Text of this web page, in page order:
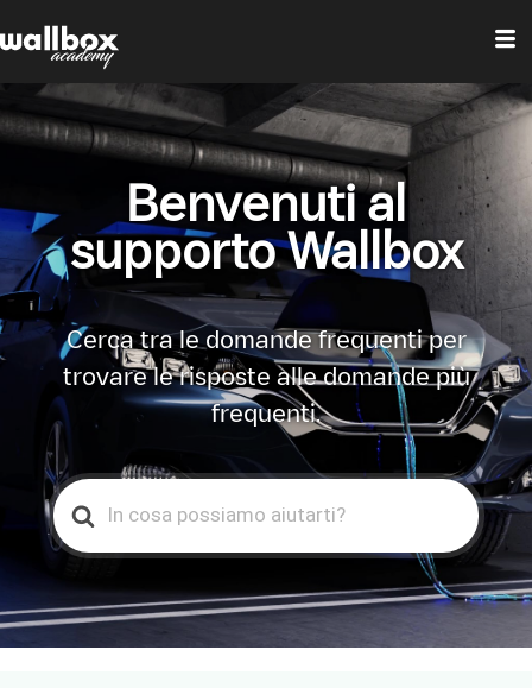
Benvenuti al
supporto Wallbox
Cerca tra le domande frequenti per
trovare le risposte alle domande più
frequenti.
Search
For